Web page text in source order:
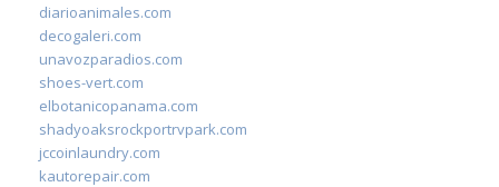
diarioanimales.com
decogaleri.com
unavozparadios.com
shoes-vert.com
elbotanicopanama.com
shadyoaksrockportrvpark.com
jccoinlaundry.com
kautorepair.com